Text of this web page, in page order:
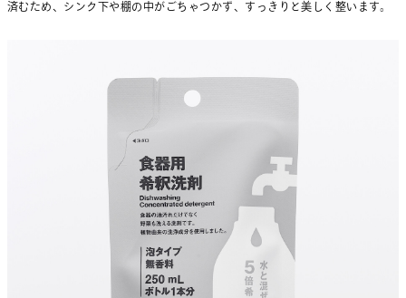
済むため、シンク下や棚の中がごちゃつかず、すっきりと美しく整います。